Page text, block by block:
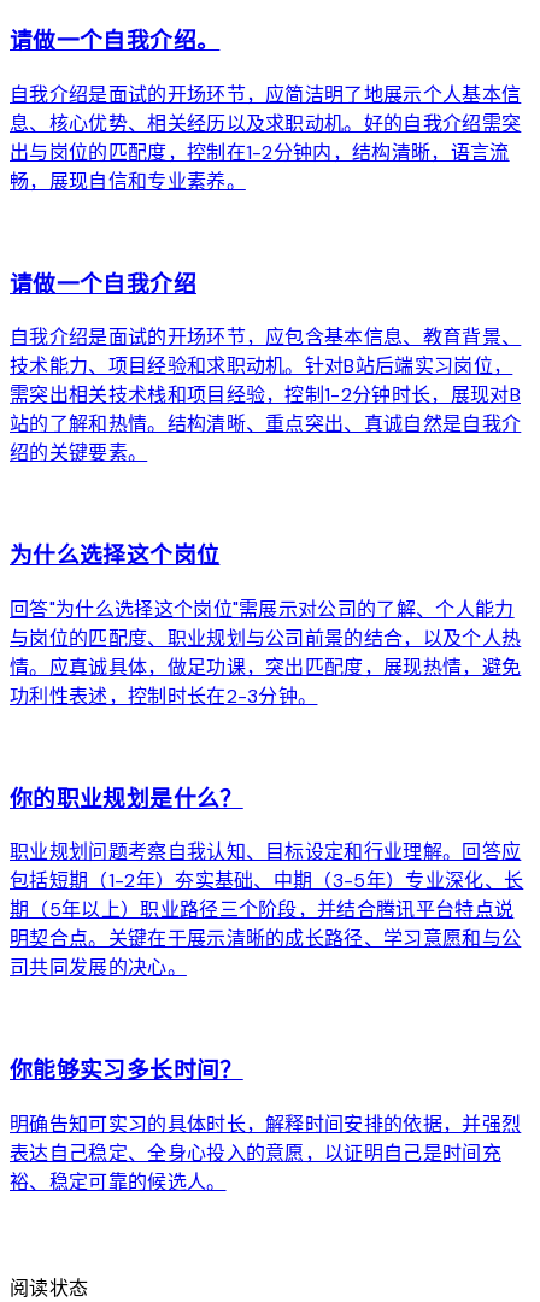
请做一个自我介绍。
自我介绍是面试的开场环节，应简洁明了地展示个人基本信
息、核心优势、相关经历以及求职动机。好的自我介绍需突
出与岗位的匹配度，控制在1-2分钟内，结构清晰，语言流
畅，展现自信和专业素养。
请做一个自我介绍
自我介绍是面试的开场环节，应包含基本信息、教育背景、
技术能力、项目经验和求职动机。针对B站后端实习岗位，
需突出相关技术栈和项目经验，控制1-2分钟时长，展现对B
站的了解和热情。结构清晰、重点突出、真诚自然是自我介
绍的关键要素。
为什么选择这个岗位
回答"为什么选择这个岗位"需展示对公司的了解、个人能力
与岗位的匹配度、职业规划与公司前景的结合，以及个人热
情。应真诚具体，做足功课，突出匹配度，展现热情，避免
功利性表述，控制时长在2-3分钟。
你的职业规划是什么？
职业规划问题考察自我认知、目标设定和行业理解。回答应
包括短期（1-2年）夯实基础、中期（3-5年）专业深化、长
期（5年以上）职业路径三个阶段，并结合腾讯平台特点说
明契合点。关键在于展示清晰的成长路径、学习意愿和与公
司共同发展的决心。
你能够实习多长时间？
明确告知可实习的具体时长，解释时间安排的依据，并强烈
表达自己稳定、全身心投入的意愿，以证明自己是时间充
裕、稳定可靠的候选人。
阅读状态